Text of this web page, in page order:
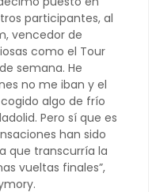
participantes, al
vencedor de
como el Tour
semana. He
no me iban y el
algo de frío
Pero sí que es
han sido
que transcurría la
vueltas finales”,